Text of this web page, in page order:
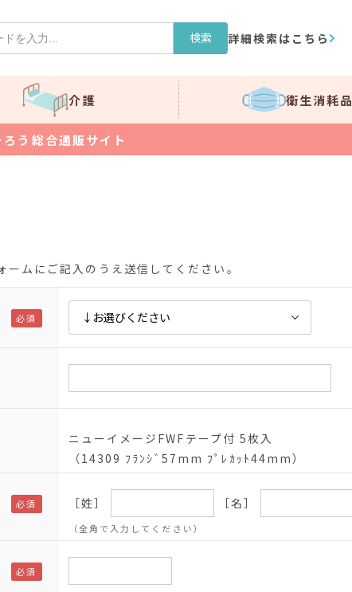
検索 詳細検索はこちら
介護 衛生消耗品
う総合通販サイト
ムにご記入のうえ送信してください。
ニューイメージFWFテープ付 5枚入
（14309 ﾌﾗﾝｼﾞ57mm ﾌﾟﾚｶｯﾄ44mm）
［姓］ ［名］
（全角で入力してください）